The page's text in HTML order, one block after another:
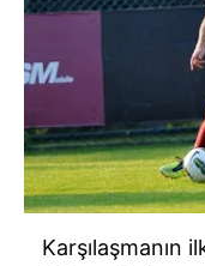
Karşılaşmanın